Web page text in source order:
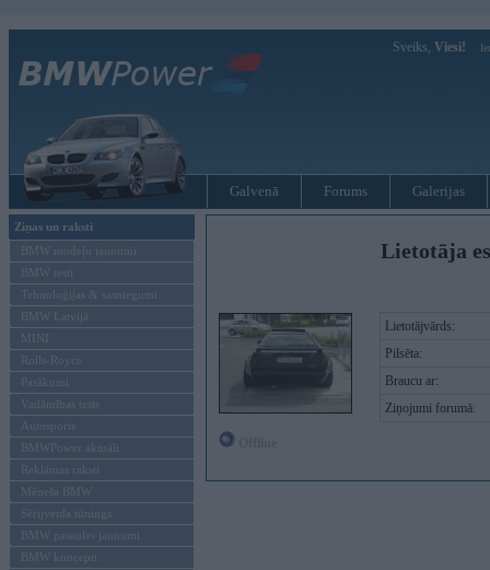
Sveiks, Viesi!
Galvenā Forums Galerijas
Ziņas un raksti
BMW modeļu jaunumi
BMW testi
Tehnoloģijas & sasniegumi
BMW Latvijā
MINI
Rolls-Royce
Pasākumi
Vadāmības tests
Autosports
BMWPower aktuāli
Reklāmas raksti
Mēneša BMW
Sērijveida tūnings
BMW pasaules jaunumi
BMW koncepti
Lietotāja
Lietotājvārds:
Pilsēta:
Braucu ar:
Ziņojumi forumā: